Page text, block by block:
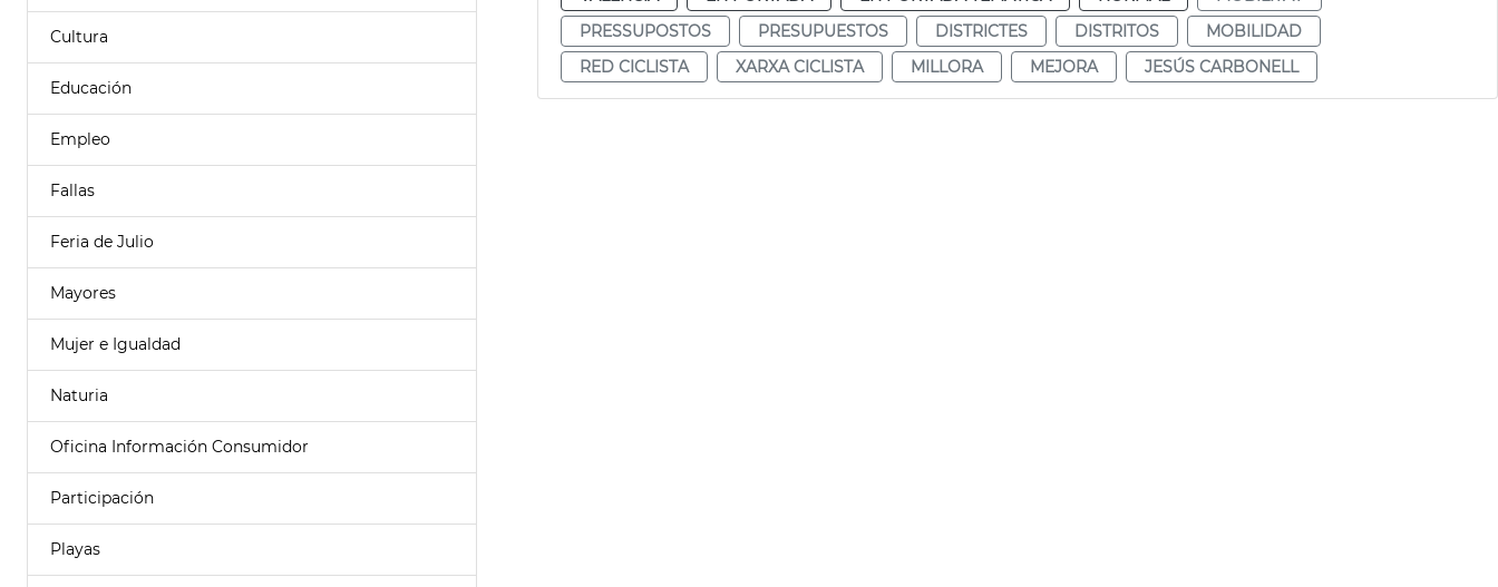
Cultura
Educación
Empleo
Fallas
Feria de Julio
Mayores
Mujer e Igualdad
Naturia
Oficina Información Consumidor
Participación
Playas
PRESSUPOSTOS
PRESUPUESTOS DISTRICTES DISTRITOS
MOBILIDAD
RED CICLISTA
XARXA CICLISTA MILLORA MEJORA JESÚS CARBONELL